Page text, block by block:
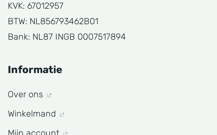
KVK: 67012957
BTW: NL856793462B01
Bank: NL87 INGB 0007517894
Informatie
Over ons
Winkelmand